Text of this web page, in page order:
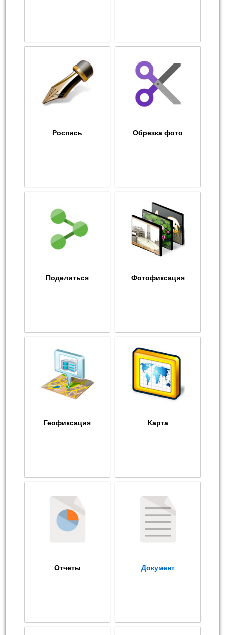
Роспись Обрезка фото
Поделиться Фотофиксация
Геофиксация Карта
Отчеты Документ